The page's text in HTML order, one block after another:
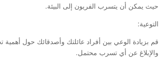
حيث يمكن أن يتسرب الفريون إلى البيئة.
التوعية:
قم بزيادة الوعي بين أفراد عائلتك وأصدقائك حول أهمية
والإبلاغ عن أي تسرب محتمل.